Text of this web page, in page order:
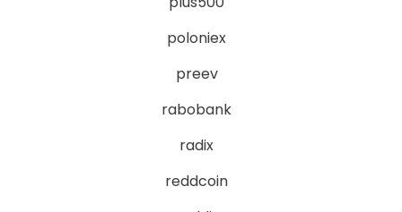
poloniex
preev
rabobank
radix
reddcoin